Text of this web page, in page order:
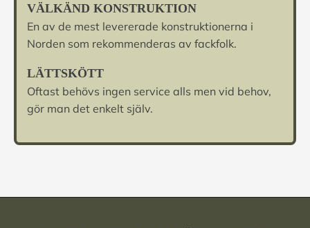
VÄLKÄND KONSTRUKTION
En av de mest levererade konstruktionerna i
Norden som rekommenderas av fackfolk.
LÄTTSKÖTT
Oftast behövs ingen service alls men vid behov,
gör man det enkelt själv.